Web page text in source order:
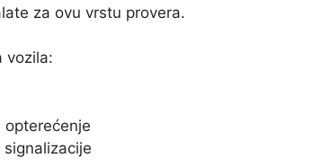
za ovu vrstu provera.
vozila:
opterećenje